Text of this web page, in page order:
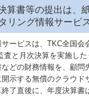
算書等の提出は、
リング情報サービ
ービスは、TKC全国会
査と月次決算を実施した
どの財務情報を、顧問
示する無償のクラウド
了直後に、年度決算書